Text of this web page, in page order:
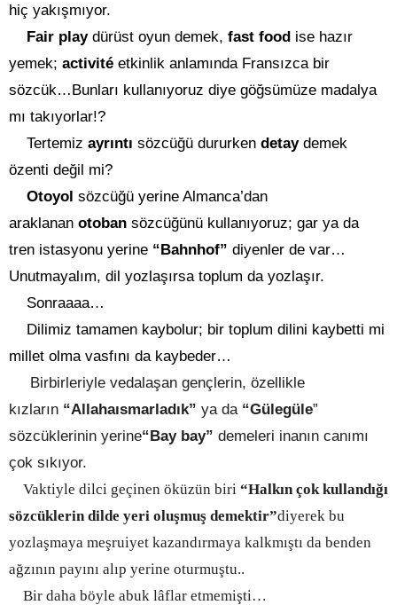
hiç yakışmıyor.
Fair play dürüst oyun demek, fast food ise hazır
yemek; activité etkinlik anlamında Fransızca bir
sözcük…Bunları kullanıyoruz diye göğsümüze madalya
mı takıyorlar!?
Tertemiz ayrıntı sözcüğü dururken detaydemek
özenti değil mi?
Otoyol sözcüğü yerine Almanca’dan
araklanan otoban sözcüğünü kullanıyoruz; gar ya da
tren istasyonu yerine “Bahnhof” diyenler de var…
Unutmayalım, dil yozlaşırsa toplum da yozlaşır.
Sonraaaa…
Dilimiz tamamen kaybolur; bir toplum dilini kaybetti mi
millet olma vasfını da kaybeder…
Birbirleriyle vedalaşan gençlerin, özellikle
kızların “Allahaısmarladık” ya da “Gülegüle”
sözcüklerinin yerine“Bay bay” demeleri inanın canımı
çok sıkıyor.
Vaktiyle dilci geçinen öküzün biri “Halkın çok kullandığı
sözcüklerin dilde yeri oluşmuş demektir”diyerek bu
yozlaşmaya meşruiyet kazandırmaya kalkmıştı da benden
ağzının payını alıp yerine oturmuştu..
Bir daha böyle abuk lâflar etmemişti…